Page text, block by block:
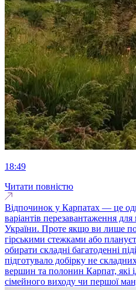
18:49
Читати повністю
Відпочинок у Карпатах — це
варіантів перезавантаження
України. Проте якщо ви лише
гірськими стежками або
обирати складні багатоденні
підготувало добірку не
вершин та полонин Карпат, які
сімейного виходу чи першої